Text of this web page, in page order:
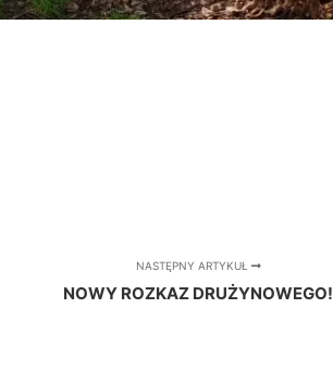
NASTĘPNY ARTYKUŁ
NOWY ROZKAZ DRUŻYNOWEGO!